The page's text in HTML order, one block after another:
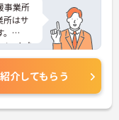
事業所
所はサ
ートな
イカー
、さら
ださ
紹介してもらう